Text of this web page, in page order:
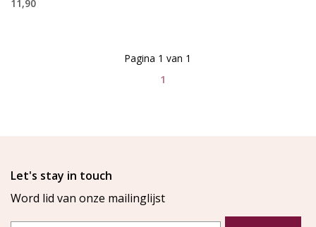
11,90
1
Pagina 1 van 1
Let's stay in touch
Word lid van onze mailinglijst